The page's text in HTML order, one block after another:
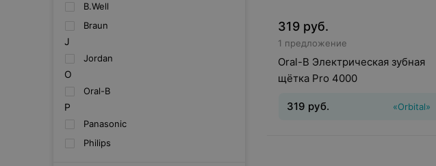
B.Well
Braun
J
Jordan
O
Oral-B
P
Panasonic
Philips
319 руб.
1 предложение
Oral-B Электрическая зубная
щётка Pro 4000
«Orbital»
319 руб.